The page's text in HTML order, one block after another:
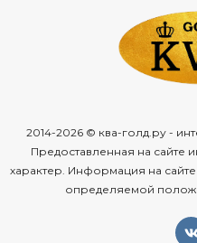
2014-2026 © ква-голд.ру -
Предоставленная на сайте
характер. Информация на
определяемой